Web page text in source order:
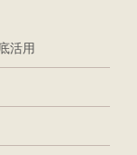
活用